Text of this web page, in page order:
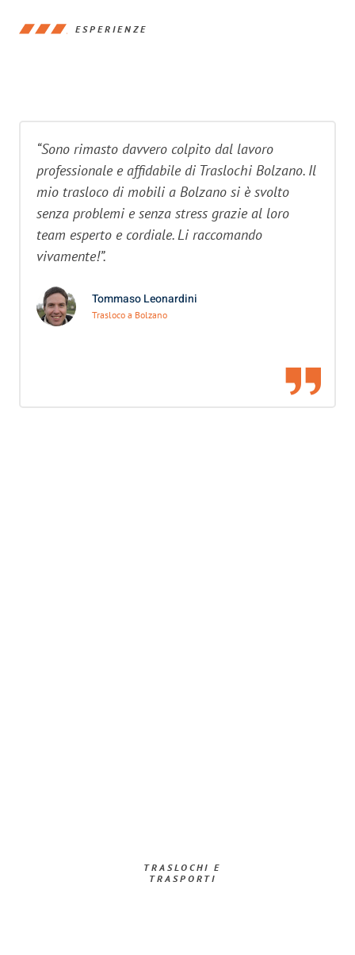
ESPERIENZE
“Sono rimasto davvero colpito dal lavoro
professionale e affidabile di Traslochi Bolzano. Il
mio trasloco di mobili a Bolzano si è svolto
senza problemi e senza stress grazie al loro
team esperto e cordiale. Li raccomando
vivamente!”.
Tommaso Leonardini
Trasloco a Bolzano
TRASLOCHI E
TRASPORTI​